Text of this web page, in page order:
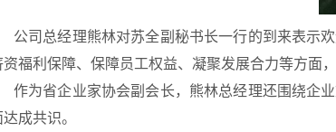
公司总经理熊林对苏全副秘书长一行的到来表示
资福利保障、 保障员工权益、凝聚发展合力等方面
作为省企业家协会副会长，熊林总经理还围绕企
成共识。